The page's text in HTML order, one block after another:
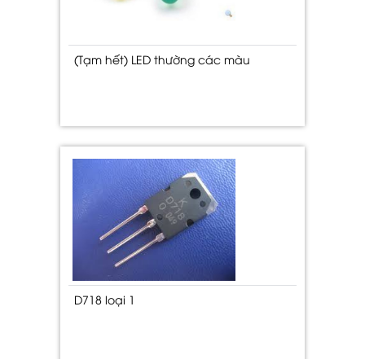
(Tạm hết) LED thường các màu
D718 loại 1